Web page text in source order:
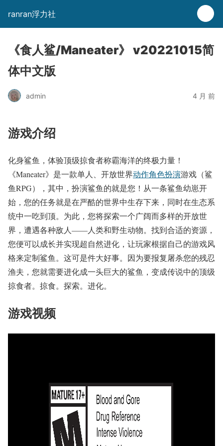
ranran浮力社
《食人鲨/Maneater》 v20221015简
体中文版
admin 4 月 前
游戏介绍
化身鲨鱼，体验顶级掠食者称霸海洋的终极力量！
《Maneater》是一款单人、开放世界动作角色扮演游戏（鲨
鱼RPG），其中，扮演鲨鱼的就是您！从一条鲨鱼幼崽开
始，您的任务就是在严酷的世界中生存下来，同时在生态系
统中一吃到顶。为此，您将探索一个广阔而多样的开放世
界，遭遇各种敌人——人类和野生动物。找到合适的资源，
您便可以成长并实现超自然进化，让玩家根据自己的游戏风
格来定制鲨鱼。这可是件大好事。因为要报复屠杀您的残忍
渔夫，您就需要进化成一头巨大的鲨鱼，变成传说中的顶级
掠食者。掠食。探索。进化。
游戏视频